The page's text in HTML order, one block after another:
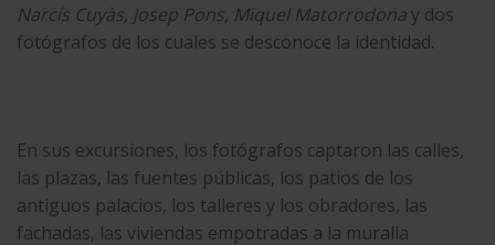
Narcís Cuyàs, Josep Pons, Miquel Matorrodonay dos
fotógrafos de los cuales se desconoce la identidad.
En sus excursiones, los fotógrafos captaron las calles,
las plazas, las fuentes públicas, los patios de los
antiguos palacios, los talleres y los obradores, las
fachadas, las viviendas empotradas a la muralla